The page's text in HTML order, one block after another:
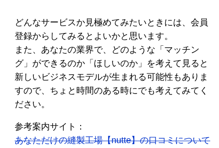
どんなサービスか見極めてみたいときには、会員
登録からしてみるとよいかと思います。
また、あなたの業界で、どのような「マッチン
グ」ができるのか「ほしいのか」を考えて見ると
新しいビジネスモデルが生まれる可能性もありま
すので、ちょと時間のある時にでも考えてみてく
ださい。
参考案内サイト：
あなただけの縫製工場【nutte】の口コミについて